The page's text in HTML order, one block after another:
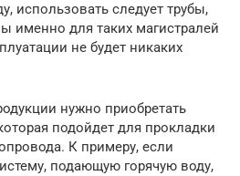
использовать следует трубы,
именно для таких магистралей
не будет никаких
нужно приобретать
подойдет для прокладки
К примеру, если
подающую горячую воду,